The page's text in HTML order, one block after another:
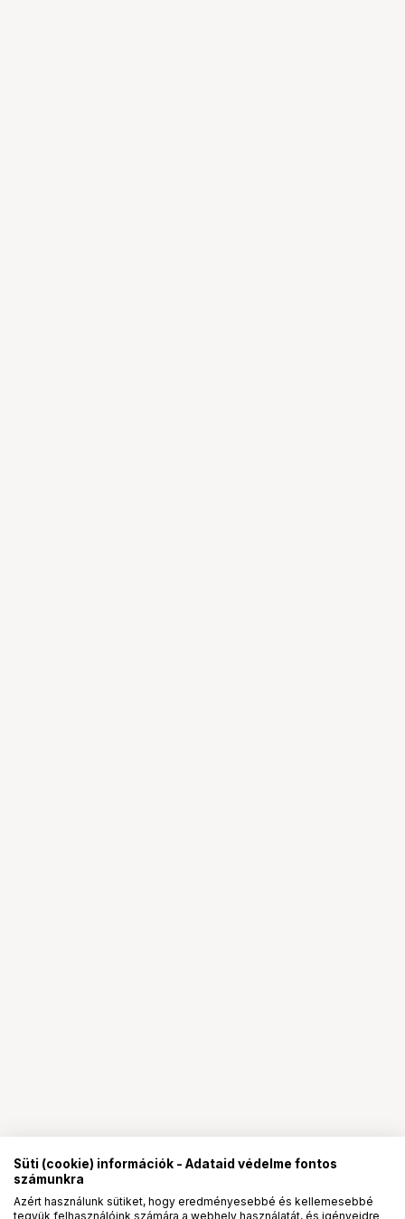
Süti (cookie) információk - Adataid védelme fontos
számunkra
Azért használunk sütiket, hogy eredményesebbé és kellemesebbé
tegyük felhasználóink számára a webhely használatát, és igényeidre